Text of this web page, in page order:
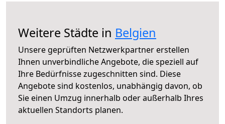
Weitere Städte in Belgien
Unsere geprüften Netzwerkpartner erstellen
Ihnen unverbindliche Angebote, die speziell auf
Ihre Bedürfnisse zugeschnitten sind. Diese
Angebote sind kostenlos, unabhängig davon, ob
Sie einen Umzug innerhalb oder außerhalb Ihres
aktuellen Standorts planen.